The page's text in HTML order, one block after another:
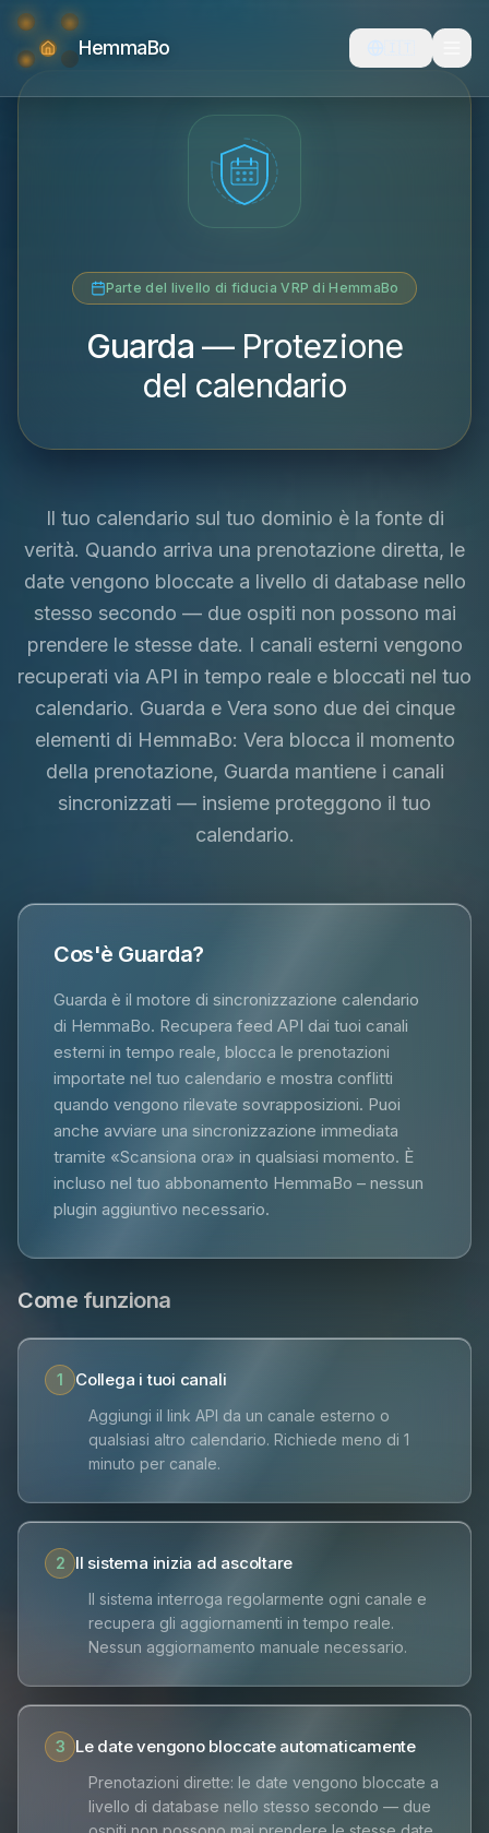
HemmaBo
Parte del livello di fiducia VRP di HemmaBo
Guarda — Protezione
del calendario
Il tuo calendario sul tuo dominio è la fonte di
verità. Quando arriva una prenotazione diretta, le
date vengono bloccate a livello di database nello
stesso secondo — due ospiti non possono mai
prendere le stesse date. I canali esterni vengono
recuperati via API in tempo reale e bloccati nel tuo
calendario. Guarda e Vera sono due dei cinque
elementi di HemmaBo: Vera blocca il momento
della prenotazione, Guarda mantiene i canali
sincronizzati — insieme proteggono il tuo
calendario.
Cos'è Guarda?
Guarda è il motore di sincronizzazione calendario
di HemmaBo. Recupera feed API dai tuoi canali
esterni in tempo reale, blocca le prenotazioni
importate nel tuo calendario e mostra conflitti
quando vengono rilevate sovrapposizioni. Puoi
anche avviare una sincronizzazione immediata
tramite «Scansiona ora» in qualsiasi momento. È
incluso nel tuo abbonamento HemmaBo – nessun
plugin aggiuntivo necessario.
Come funziona
1 Collega i tuoi canali
Aggiungi il link API da un canale esterno o
qualsiasi altro calendario. Richiede meno di 1
minuto per canale.
2 Il sistema inizia ad ascoltare
Il sistema interroga regolarmente ogni canale e
recupera gli aggiornamenti in tempo reale.
Nessun aggiornamento manuale necessario.
3 Le date vengono bloccate automaticamente
Prenotazioni dirette: le date vengono bloccate a
livello di database nello stesso secondo — due